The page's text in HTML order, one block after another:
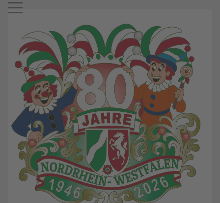
Mobile Menu Toggle